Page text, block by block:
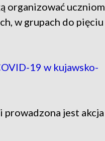
organizować uczniom
w grupach do pięciu
19 w kujawsko-
prowadzona jest akcja